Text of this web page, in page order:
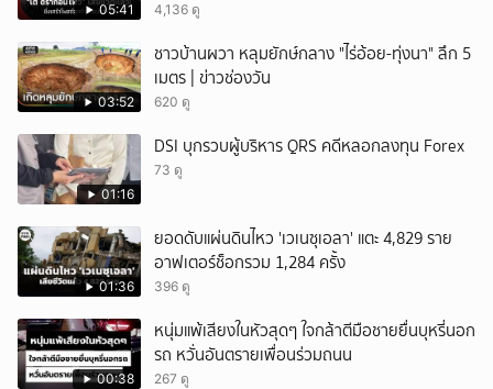
05:41 4,136 ดู
03:52
ชาวบ้านผวา หลุมยักษ์กลาง "ไร่อ้อย-ทุ่งนา" ลึก 5
เมตร | ข่าวช่องวัน
620 ดู
01:16
DSI บุกรวบผู้บริหาร QRS คดีหลอกลงทุน Forex
73 ดู
01:36
ยอดดับแผ่นดินไหว 'เวเนซุเอลา' แตะ 4,829 ราย
อาฟเตอร์ช็อกรวม 1,284 ครั้ง
396 ดู
00:38
หนุ่มแพ้เสียงในหัวสุดๆ ใจกล้าตีมือชายยื่นบุหรี่นอก
รถ หวั่นอันตรายเพื่อนร่วมถนน
267 ดู